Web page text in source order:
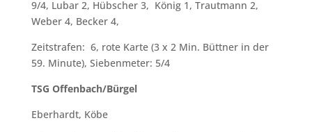
9/4, Lubar 2, Hübscher 3, König 1, Trautmann 2,
Weber 4, Becker 4,
Zeitstrafen: 6, rote Karte (3 x 2 Min. Büttner in der
59. Minute), Siebenmeter: 5/4
TSG Offenbach/Bürgel
Eberhardt, Köbe